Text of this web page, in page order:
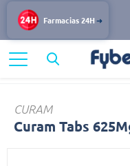
Farmacias 24H
CURAM
Curam Tabs